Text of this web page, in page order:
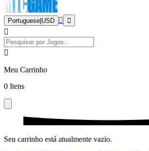
Portuguese USD
Meu Carrinho
0 Itens
Seu carrinho está atualmente vazio.